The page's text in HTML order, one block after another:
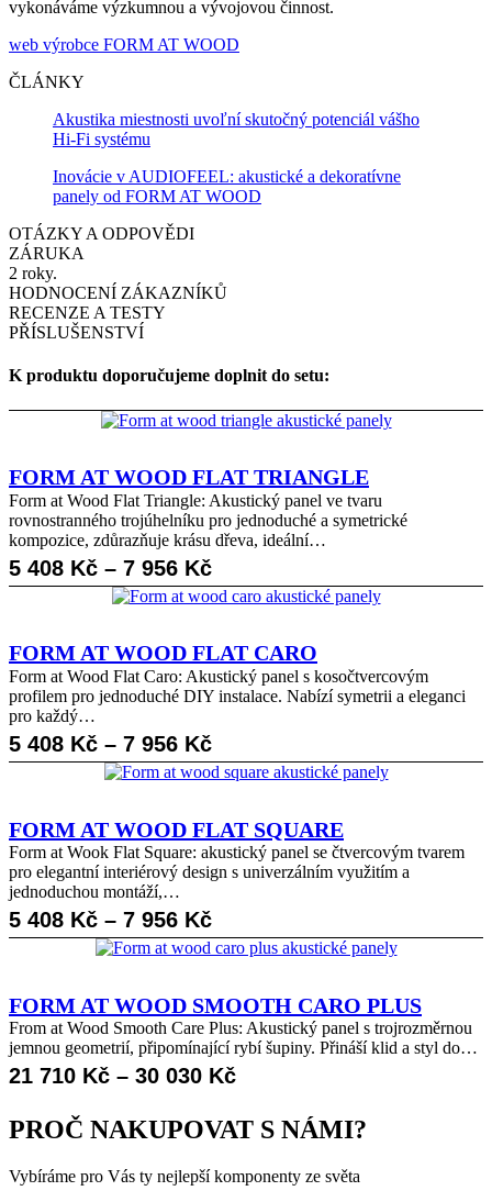
vykonáváme výzkumnou a vývojovou činnost.
web výrobce FORM AT WOOD
ČLÁNKY
Akustika miestnosti uvoľní skutočný potenciál vášho
Hi-Fi systému
Inovácie v AUDIOFEEL: akustické a dekoratívne
panely od FORM AT WOOD
OTÁZKY A ODPOVĚDI
ZÁRUKA
2 roky.
HODNOCENÍ ZÁKAZNÍKŮ
RECENZE A TESTY
PŘÍSLUŠENSTVÍ
K produktu doporučujeme doplnit do setu:
FORM AT WOOD FLAT TRIANGLE
Form at Wood Flat Triangle: Akustický panel ve tvaru
rovnostranného trojúhelníku pro jednoduché a symetrické
kompozice, zdůrazňuje krásu dřeva, ideální…
5 408 Kč – 7 956 KčRozpětí
cen:
408 Kč
až
7
956 Kč
FORM AT WOOD FLAT CARO
Form at Wood Flat Caro: Akustický panel s kosočtvercovým
profilem pro jednoduché DIY instalace. Nabízí symetrii a eleganci
pro každý…
5 408 Kč – 7 956 KčRozpětí
cen:
408 Kč
až
7
956 Kč
FORM AT WOOD FLAT SQUARE
Form at Wook Flat Square: akustický panel se čtvercovým tvarem
pro elegantní interiérový design s univerzálním využitím a
jednoduchou montáží,…
5 408 Kč – 7 956 KčRozpětí
cen:
408 Kč
až
956 Kč
FORM AT WOOD SMOOTH CARO PLUS
From at Wood Smooth Care Plus: Akustický panel s trojrozměrnou
jemnou geometrií, připomínající rybí šupiny. Přináší klid a styl do…
21 710 Kč – 30 030 KčRozpětí
21
710 Kč
PROČ NAKUPOVAT S NÁMI?
Vybíráme pro Vás ty nejlepší komponenty ze světa